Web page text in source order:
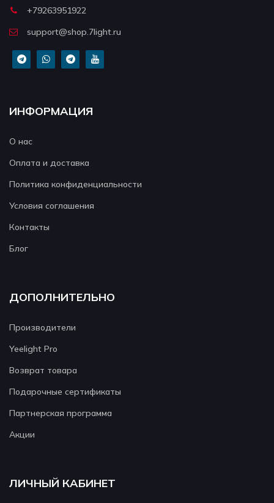
+79263951922
support@shop.7light.ru
ИНФОРМАЦИЯ
О нас
Оплата и доставка
Политика конфиденциальности
Условия соглашения
Контакты
Блог
ДОПОЛНИТЕЛЬНО
Производители
Yeelight Pro
Возврат товара
Подарочные сертификаты
Партнерская программа
Акции
ЛИЧНЫЙ КАБИНЕТ